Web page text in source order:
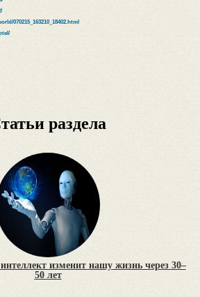
070215_163210_18402.html
раздела
изменит нашу жизнь через 30–
50 лет